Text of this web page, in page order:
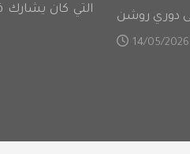
التي كان يشارك
دوري روشن
14/05/2026